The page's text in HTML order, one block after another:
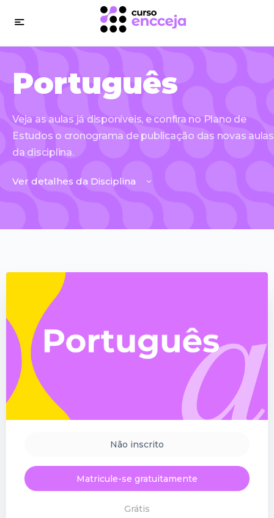
Português
Veja as aulas já disponíveis, e confira no Plano de
Estudos o cronograma de publicação das novas aulas
da disciplina.
Ver detalhes da Disciplina
Não inscrito
Matricule-se gratuitamente
Grátis